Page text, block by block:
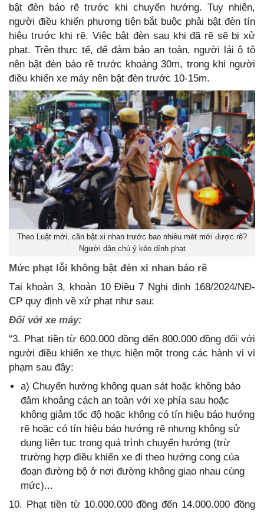
bật đèn báo rẽ trước khi chuyển hướng. Tuy nhiên,
người điều khiển phương tiện bắt buộc phải bật đèn tín
hiệu trước khi rẽ. Việc bật đèn sau khi đã rẽ sẽ bị xử
phạt. Trên thực tế, để đảm bảo an toàn, người lái ô tô
nên bật đèn báo rẽ trước khoảng 30m, trong khi người
điều khiển xe máy nên bật đèn trước 10-15m.
Theo Luật mới, cần bật xi nhan trước bao nhiêu mét mới được rẽ?
Người dân chú ý kẻo dính phạt
Mức phạt lỗi không bật đèn xi nhan báo rẽ
Tại khoản 3, khoản 10 Điều 7 Nghị định 168/2024/NĐ-
CP quy định về xử phạt như sau:
Đối với xe máy:
“3. Phạt tiền từ 600.000 đồng đến 800.000 đồng đối với
người điều khiển xe thực hiện một trong các hành vi vi
phạm sau đây:
a) Chuyển hướng không quan sát hoặc không bảo
đảm khoảng cách an toàn với xe phía sau hoặc
không giảm tốc độ hoặc không có tín hiệu báo hướng
rẽ hoặc có tín hiệu báo hướng rẽ nhưng không sử
dụng liên tục trong quá trình chuyển hướng (trừ
trường hợp điều khiển xe đi theo hướng cong của
đoạn đường bộ ở nơi đường không giao nhau cùng
mức)...
10. Phạt tiền từ 10.000.000 đồng đến 14.000.000 đồng